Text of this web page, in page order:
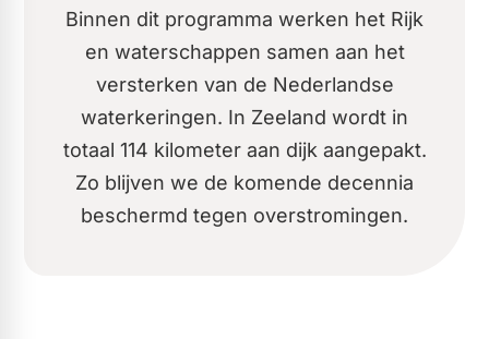
Binnen dit programma werken het Rijk
en waterschappen samen aan het
versterken van de Nederlandse
waterkeringen. In Zeeland wordt in
totaal 114 kilometer aan dijk aangepakt.
Zo blijven we de komende decennia
beschermd tegen overstromingen.